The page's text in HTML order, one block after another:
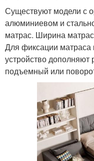
Существуют модели с
алюминиевом и
матрас. Ширина
Для фиксации матраса
устройство дополняют
подъемный или